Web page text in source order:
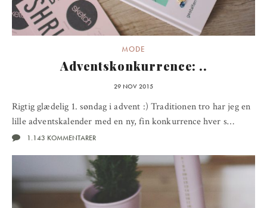
MODE
Adventskonkurrence: ..
29 NOV 2015
Rigtig glædelig 1. søndag i advent :) Traditionen tro har jeg en
lille adventskalender med en ny, fin konkurrence hver s…
1.143 KOMMENTARER